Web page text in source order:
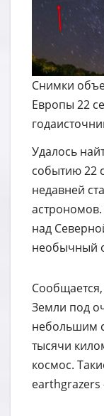
Снимки
Европы 22
Удалось
событию 22
недавней
астрономов.
над
необычный
Земли под
небольшим
тысячи
космос.
earthgrazers